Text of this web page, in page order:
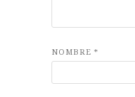
NOMBRE *